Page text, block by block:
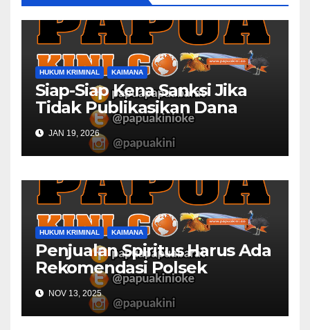
HUKUM KRIMINAL KAIMANA
Siap-Siap Kena Sanksi Jika
Tidak Publikasikan Dana
Desa
JAN 19, 2026
HUKUM KRIMINAL KAIMANA
Penjualan Spiritus Harus Ada
Rekomendasi Polsek
Kaimana
NOV 13, 2025